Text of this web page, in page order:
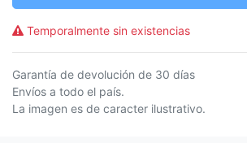
Temporalmente sin existencias
Garantía de devolución de 30 días
Envíos a todo el país.
La imagen es de caracter ilustrativo.